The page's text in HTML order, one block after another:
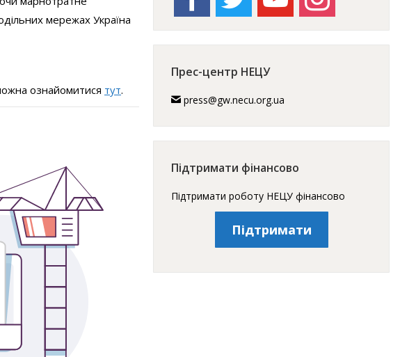
мережах Україна
ознайомитися тут.
Прес-центр НЕЦУ
press@gw.necu.org.ua
Підтримати фінансово
Підтримати роботу НЕЦУ фінансово
Підтримати